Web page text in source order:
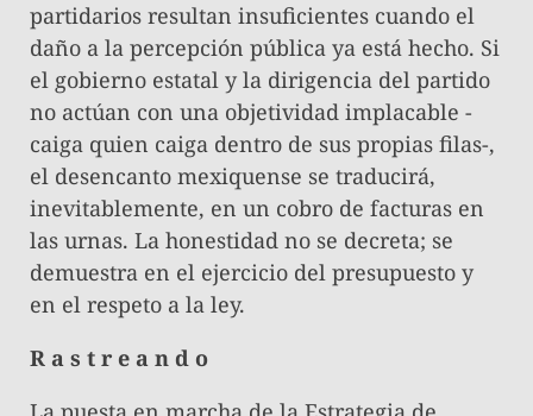
partidarios resultan insuficientes cuando el
daño a la percepción pública ya está hecho. Si
el gobierno estatal y la dirigencia del partido
no actúan con una objetividad implacable -
caiga quien caiga dentro de sus propias filas-,
el desencanto mexiquense se traducirá,
inevitablemente, en un cobro de facturas en
las urnas. La honestidad no se decreta; se
demuestra en el ejercicio del presupuesto y
en el respeto a la ley.
R a s t r e a n d o